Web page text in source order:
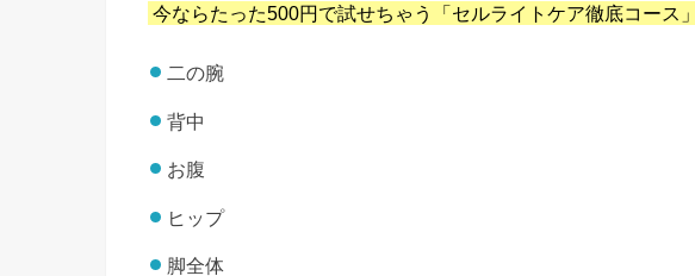
今ならたった500円で試せちゃう「セルライトケア徹底コース」
二の腕
背中
お腹
ヒップ
脚全体